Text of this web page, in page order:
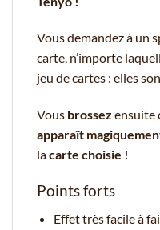
Vous demandez à un
carte, n’importe
jeu de cartes : elles
Vous brossez ensuite
apparaît
lacarte choisie !
Points forts
Effet très facile à